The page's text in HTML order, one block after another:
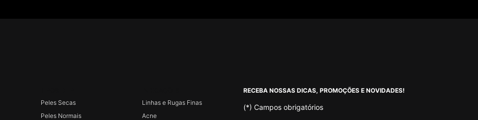
Peles Secas
Peles Normais
Linhas e Rugas Finas
Acne
RECEBA NOSSAS DICAS, PROMOÇÕES E NOVIDADES!
(*) Campos obrigatórios